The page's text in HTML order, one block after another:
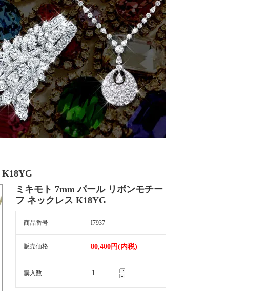
K18YG
ミキモト 7mm パール リボンモチー
フ ネックレス K18YG
商品番号 I7937
販売価格 80,400円(内税)
購入数